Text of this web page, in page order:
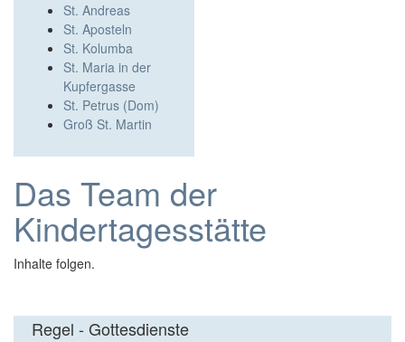
St. Andreas
St. Aposteln
St. Kolumba
St. Maria in der
Kupfergasse
St. Petrus (Dom)
Groß St. Martin
Das Team der
Kindertagesstätte
Inhalte folgen.
Regel - Gottesdienste